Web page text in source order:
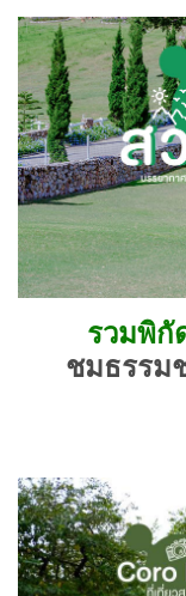
รวมพิกั
ชมธรรม